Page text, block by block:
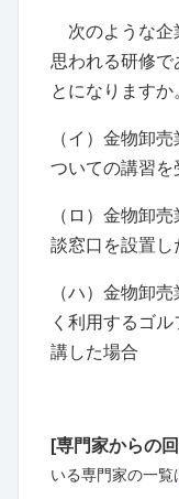
次のような企
思われる研修で
とになりますか
（イ）金物卸
ついての講習を
（ロ）金物卸
談窓口を設置し
（ハ）金物卸
く利用するゴ
講した場合
[専門家からの
いる専門家の一覧